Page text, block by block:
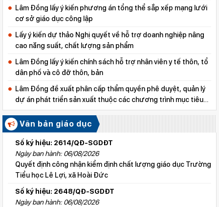
Lâm Đồng lấy ý kiến phương án tổng thể sắp xếp mạng lưới
cơ sở giáo dục công lập
Lấy ý kiến dự thảo Nghị quyết về hỗ trợ doanh nghiệp nâng
cao năng suất, chất lượng sản phẩm
Lâm Đồng lấy ý kiến chính sách hỗ trợ nhân viên y tế thôn, tổ
dân phố và cô đỡ thôn, bản
Lâm Đồng đề xuất phân cấp thẩm quyền phê duyệt, quản lý
dự án phát triển sản xuất thuộc các chương trình mục tiêu
quốc gia
Văn bản giáo dục
Số ký hiệu: 2614/QĐ-SGDĐT
Ngày ban hành: 06/08/2026
Quyết định công nhận kiểm định chất lượng giáo dục Trường
Tiểu học Lê Lợi, xã Hoài Đức
Số ký hiệu: 2648/QĐ-SGDĐT
Ngày ban hành: 06/08/2026